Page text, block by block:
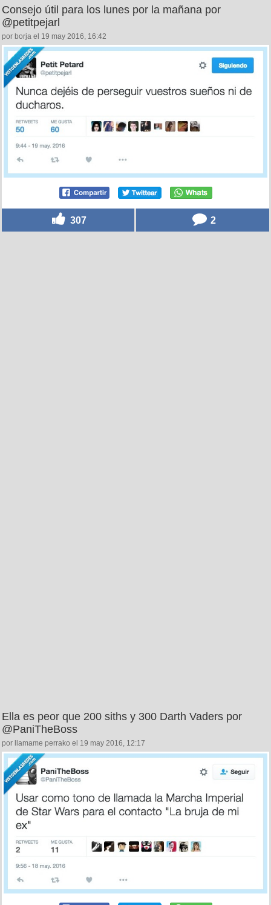
Consejo útil para los lunes por la mañana por
@petitpejarl
por borja el 19 may 2016, 16:42
307 2
Ella es peor que 200 siths y 300 Darth Vaders por
@PaniTheBoss
por llamame perrako el 19 may 2016, 12:17